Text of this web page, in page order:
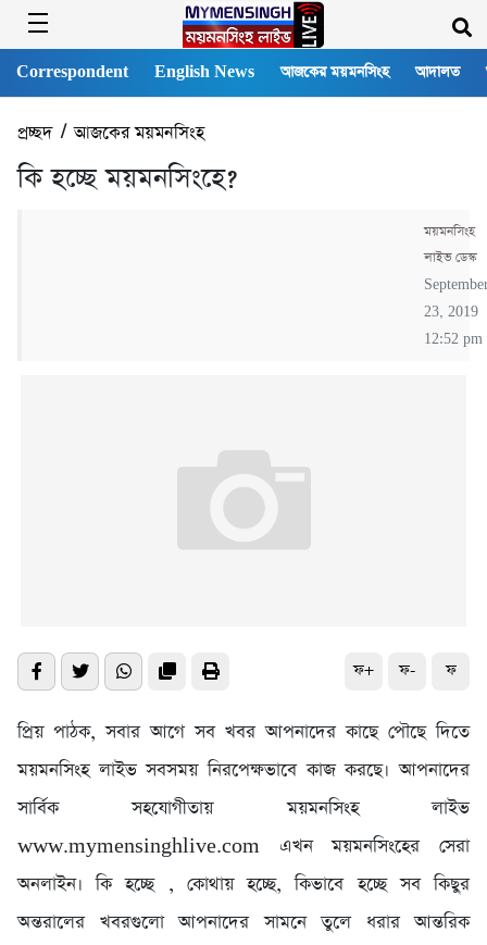
Correspondent English News আজকের ময়মনসিংহ আদালত
প্রচ্ছদ/আজকের ময়মনসিংহ
কি হচ্ছে ময়মনসিংহে?
ময়মনসিংহ
লাইভ ডেস্ক
23, 2019
12:52 pm
ফ+ ফ- ফ
প্রিয় পাঠক, সবার আগে সব খবর আপনাদের কাছে পৌছে দিতে
ময়মনসিংহ লাইভ সবসময় নিরপেক্ষভাবে কাজ করছে। আপনাদের
সার্বিক সহযোগীতায় ময়মনসিংহ লাইভ
www.mymensinghlive.com এখন ময়মনসিংহের সেরা
অনলাইন। কি হচ্ছে , কোথায় হচ্ছে, কিভাবে হচ্ছে সব কিছুর
অন্তরালের খবরগুলো আপনাদের সামনে তুলে ধরার আন্তরিক